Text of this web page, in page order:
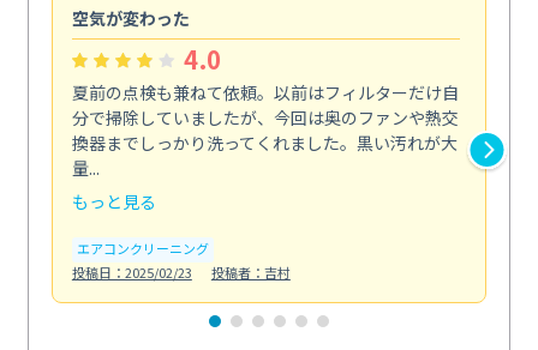
空気が変わった
4.0
夏前の点検も兼ねて依頼。以前はフィルターだけ自
分で掃除していましたが、今回は奥のファンや熱交
換器までしっかり洗ってくれました。黒い汚れが大
量...
もっと見る
エアコンクリーニング
投稿日：2025/02/23
投稿者：吉村